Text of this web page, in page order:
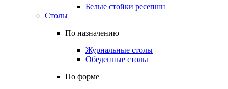
Белые стойки ресепшн
Столы
По назначению
Журнальные столы
Обеденные столы
По форме